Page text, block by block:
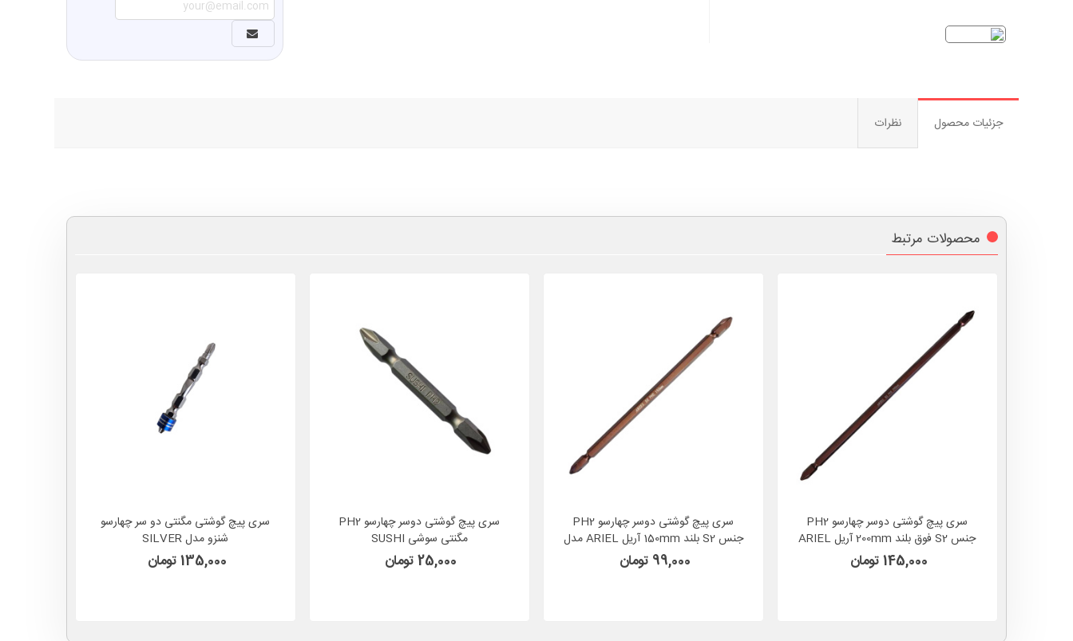
جزئیات محصول نظرات
محصولات مرتبط
سری پیچ گوشتی دوسر چهارسو PH2
جنس S2 فوق بلند 200mm آریل ARIEL
مدل NPH2020
145,000 تومان
سری پیچ گوشتی دوسر چهارسو PH2
جنس S2 بلند 150mm آریل ARIEL مدل
NPH2015
99,000 تومان
سری پیچ گوشتی دوسر چهارسو PH2
مگنتی سوشی SUSHI
25,000 تومان
سری پیچ گوشتی مگنتی دو سر چهارسو
شنزو مدل SILVER
135,000 تومان